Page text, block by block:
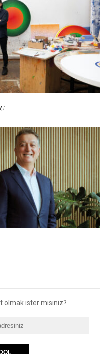
olmak ister misiniz?